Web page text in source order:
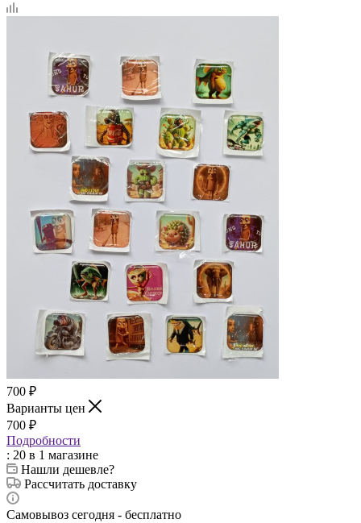
700 ₽
Варианты цен
700 ₽
Подробности
: 20 в 1 магазине
Нашли дешевле?
Рассчитать доставку
Самовывоз сегодня - бесплатно